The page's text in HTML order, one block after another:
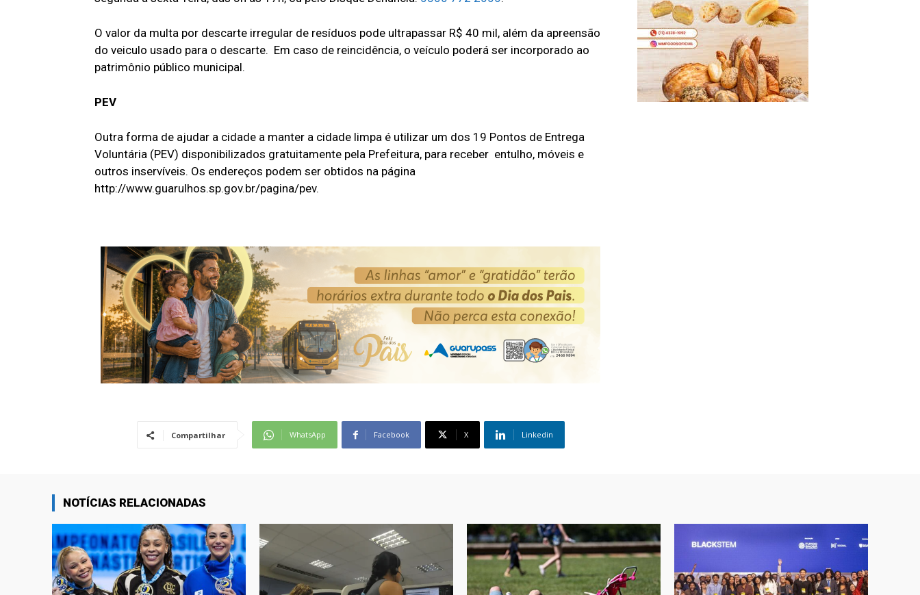
O valor da multa por descarte irregular de resíduos pode ultrapassar R$ 40 mil, além da apreensão
do veiculo usado para o descarte. Em caso de reincidência, o veículo poderá ser incorporado ao
patrimônio público municipal.
PEV
Outra forma de ajudar a cidade a manter a cidade limpa é utilizar um dos 19 Pontos de Entrega
Voluntária (PEV) disponibilizados gratuitamente pela Prefeitura, para receber entulho, móveis e
outros inservíveis. Os endereços podem ser obtidos na página
http://www.guarulhos.sp.gov.br/pagina/pev.
Compartilhar WhatsApp Facebook X Linkedin
NOTÍCIAS RELACIONADAS